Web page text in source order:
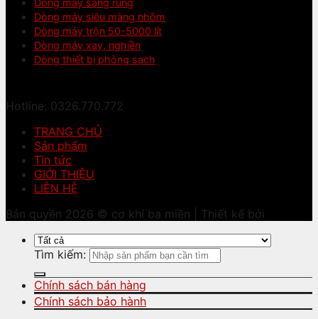
Dòng máy siêu màng nhôm
Dòng máy trộn 50-5000 lít
Dòng máy xay, nghiền
Dòng thiết bị phòng sạch
Hotline: 0326.770.772
TRANG CHỦ
Sản phẩm
Tin tức
GIỚI THIỆU
LIÊN HỆ
Bản quyền 2026 © cơ khí ba miền | Thiết kế bởi
Tìm kiếm:
Chính sách bán hàng
Chính sách bảo hành